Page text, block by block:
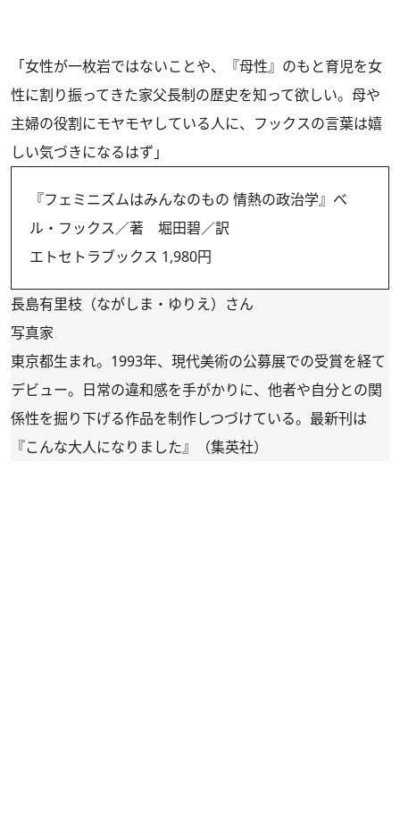
「女性が一枚岩ではないことや、『母性』のもと育児を女
性に割り振ってきた家父長制の歴史を知って欲しい。母や
主婦の役割にモヤモヤしている人に、フックスの言葉は嬉
しい気づきになるはず」
『フェミニズムはみんなのもの 情熱の政治学』ベ
ル・フックス／著 堀田碧／訳
エトセトラブックス 1,980円
長島有里枝（ながしま・ゆりえ）さん
写真家
東京都生まれ。1993年、現代美術の公募展での受賞を経て
デビュー。日常の違和感を手がかりに、他者や自分との関
係性を掘り下げる作品を制作しつづけている。最新刊は
『こんな大人になりました』（集英社）